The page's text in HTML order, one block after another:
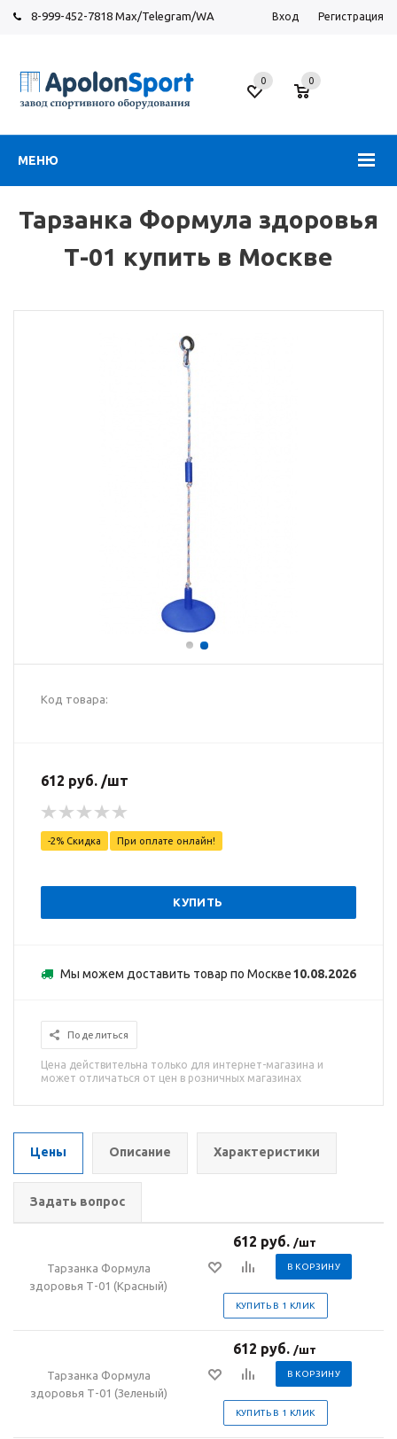
8-999-452-7818 Max/Telegram/WA Вход Регистрация
МЕНЮ
Москва
Новорязанское
0
0
Тарзанка Формула здоровья
Т-01 купить в Москве
Код товара:
612 руб. /шт
-2% Скидка При оплате онлайн!
КУПИТЬ
Мы можем доставить товар по Москве10.08.2026
Поделиться
Цена действительна только для интернет-магазина и
может отличаться от цен в розничных магазинах
Цены Описание Характеристики
Задать вопрос
Тарзанка Формула
здоровья Т-01 (Красный)
612 руб. /шт
В КОРЗИНУ
КУПИТЬ В 1 КЛИК
Тарзанка Формула
здоровья Т-01 (Зеленый)
612 руб. /шт
В КОРЗИНУ
КУПИТЬ В 1 КЛИК